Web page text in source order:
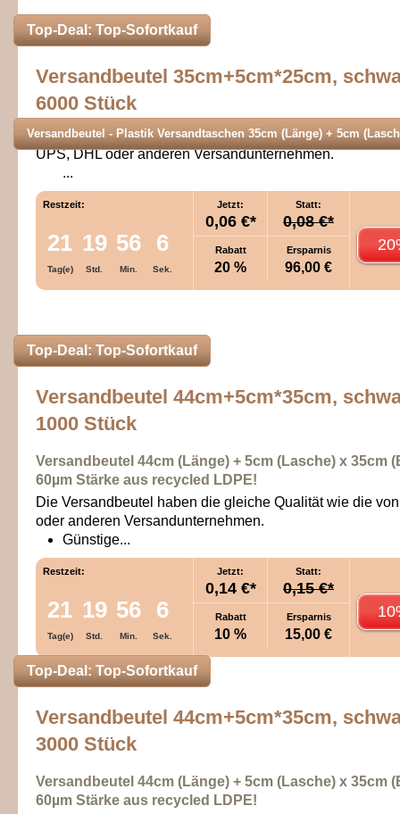
Top-Deal: Top-Sofortkauf
Versandbeutel 35cm+5cm*25cm,
6000 Stück
Versandbeutel - Plastik Versandtaschen 35cm (Länge) + 5cm
Die Plastik Versandtaschen haben die gleiche Qualität
UPS, DHL oder anderen Versandunternehmen.
...
Restzeit:
21
Tag(e)
19
Std.
56
Min.
6
Sek.
Jetzt:
0,06 €*
Statt:
0,08 €*
Rabatt
20 %
Ersparnis
96,00 €
Top-Deal: Top-Sofortkauf
Versandbeutel 44cm+5cm*35cm,
1000 Stück
Versandbeutel 44cm (Länge) + 5cm (Lasche) x 35cm
60µm Stärke aus recycled LDPE!
Die Versandbeutel haben die gleiche Qualität wie die
oder anderen Versandunternehmen.
Günstige...
Restzeit:
21
Tag(e)
19
Std.
56
Min.
6
Sek.
Jetzt:
0,14 €*
Statt:
0,15 €*
Rabatt
10 %
Ersparnis
15,00 €
Top-Deal: Top-Sofortkauf
Versandbeutel 44cm+5cm*35cm,
3000 Stück
Versandbeutel 44cm (Länge) + 5cm (Lasche) x 35cm
60µm Stärke aus recycled LDPE!